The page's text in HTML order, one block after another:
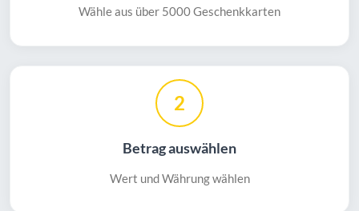
Wähle aus über 5000 Geschenkkarten
2
Betrag auswählen
Wert und Währung wählen